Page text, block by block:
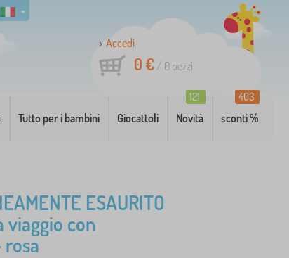
Accedi
0 €/ 0 pezzi
Tutto per i bambini Giocattoli Novità
121
sconti %
403
ESAURITO
viaggio con